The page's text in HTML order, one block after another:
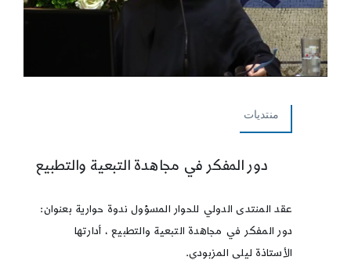
منتديات
دور المفكر في مجاهدة التبعية والتطبيع
عقد المنتدى الدولي للحوار المسؤول ندوة حوارية بعنوان:
دور المفكر في مجاهدة التبعية والتطبيع ، أدارتها
الأستاذة ليلى المزبودي.